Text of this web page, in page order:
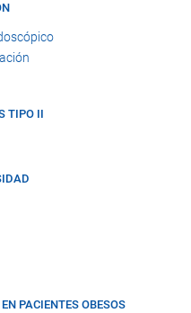
TIPO II
PACIENTES OBESOS